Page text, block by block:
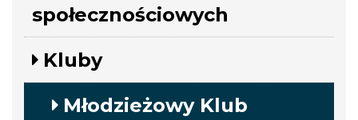
społecznościowych
Kluby
Młodzieżowy Klub